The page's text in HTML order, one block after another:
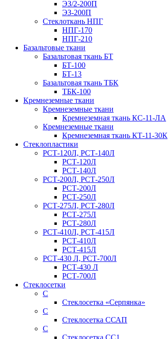
ЭЗ/2-200П
ЭЗ-200П
Стеклоткань НПГ
НПГ-170
НПГ-210
Базальтовые ткани
Базальтовая ткань БТ
БТ-100
БТ-13
Базальтовая ткань ТБК
ТБК-100
Кремнеземные ткани
Кремнеземные ткани
Кремнеземная ткань КС-11-ЛА
Кремнеземные ткани
Кремнеземная ткань КТ-11-30К
Стеклопластики
РСТ-120Л, РСТ-140Л
РСТ-120Л
РСТ-140Л
РСТ-200Л, РСТ-250Л
РСТ-200Л
РСТ-250Л
РСТ-275Л, РСТ-280Л
РСТ-275Л
РСТ-280Л
РСТ-410Л, РСТ-415Л
РСТ-410Л
РСТ-415Л
РСТ-430 Л, РСТ-700Л
РСТ-430 Л
РСТ-700Л
Стеклосетки
С
Стеклосетка «Серпянка»
С
Стеклосетка ССАП
С
Стеклосетка СС1